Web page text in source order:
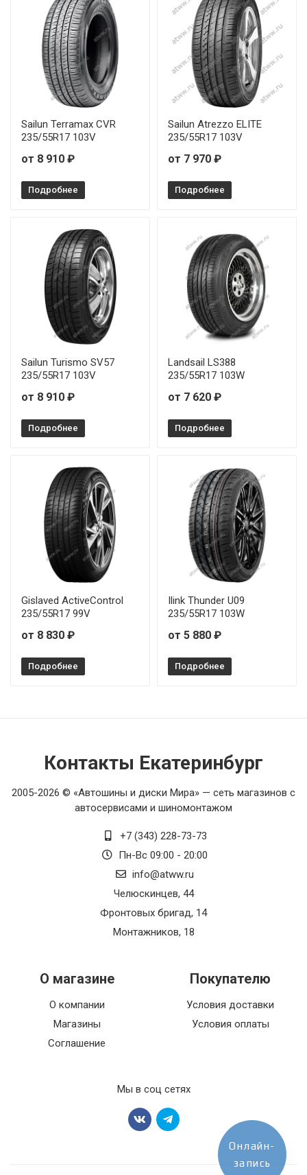
Sailun Terramax CVR
235/55R17 103V
от 8 910 ₽
Подробнее
Sailun Atrezzo ELITE
235/55R17 103V
от 7 970 ₽
Подробнее
Sailun Turismo SV57
235/55R17 103V
от 8 910 ₽
Подробнее
Landsail LS388
235/55R17 103W
от 7 620 ₽
Подробнее
Gislaved ActiveControl
235/55R17 99V
от 8 830 ₽
Подробнее
Ilink Thunder U09
235/55R17 103W
от 5 880 ₽
Подробнее
Контакты Екатеринбург
2005-2026 © «Автошины и диски Мира» — сеть магазинов с
автосервисами и шиномонтажом
+7 (343) 228-73-73
Пн-Вс 09:00 - 20:00
info@atww.ru
Челюскинцев, 44
Фронтовых бригад, 14
Монтажников, 18
О магазине
О компании
Магазины
Соглашение
Покупателю
Условия доставки
Условия оплаты
Мы в соц сетях
Онлайн-
запись